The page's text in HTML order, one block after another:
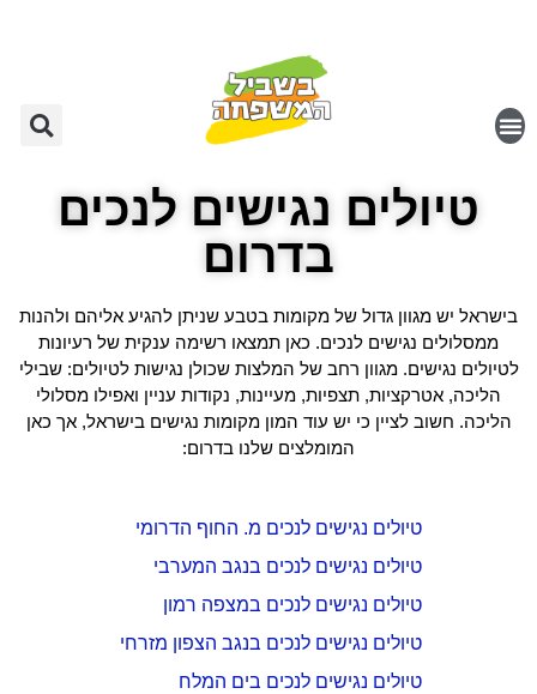
טיולים נגישים לנכים
בדרום
בישראל יש מגוון גדול של מקומות בטבע שניתן להגיע אליהם ולהנות
ממסלולים נגישים לנכים. כאן תמצאו רשימה ענקית של רעיונות
לטיולים נגישים. מגוון רחב של המלצות שכולן נגישות לטיולים: שבילי
הליכה, אטרקציות, תצפיות, מעיינות, נקודות עניין ואפילו מסלולי
הליכה. חשוב לציין כי יש עוד המון מקומות נגישים בישראל, אך כאן
המומלצים שלנו בדרום:
טיולים נגישים לנכים מ. החוף הדרומי
טיולים נגישים לנכים בנגב המערבי
טיולים נגישים לנכים במצפה רמון
טיולים נגישים לנכים בנגב הצפון מזרחי
טיולים נגישים לנכים בים המלח